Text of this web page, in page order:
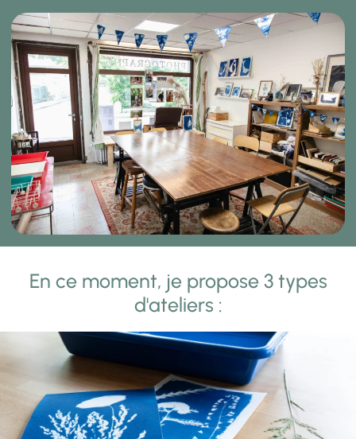
En ce moment, je propose 3 types
d'ateliers :